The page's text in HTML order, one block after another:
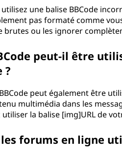
utilisez une balise BBCode
pas formaté comme
brutes ou les ignorer
peut-il être
?
peut également être
multimédia dans les
utiliser la balise [img]URL de
les forums en ligne